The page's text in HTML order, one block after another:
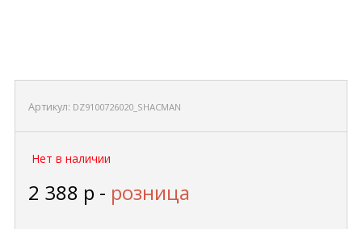
Артикул: DZ9100726020_SHACMAN
Нет в наличии
2 388 р - розница